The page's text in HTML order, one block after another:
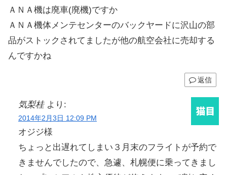
ＡＮＡ機は廃車(廃機)ですか
ＡＮＡ機体メンテセンターのバックヤードに沢山の部
品がストックされてましたが他の航空会社に売却する
んですかね
返信
気梨桂 より:
2014年2月3日 12:09 PM
オジジ様
ちょっと出遅れてしまい３月末のフライトが予約で
きませんでしたので、急遽、札幌便に乗ってきまし